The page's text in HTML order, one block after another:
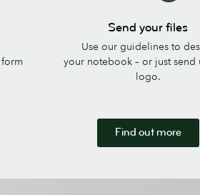
Send your files
Use our guidelines to
your notebook – or just send
logo.
Find out more